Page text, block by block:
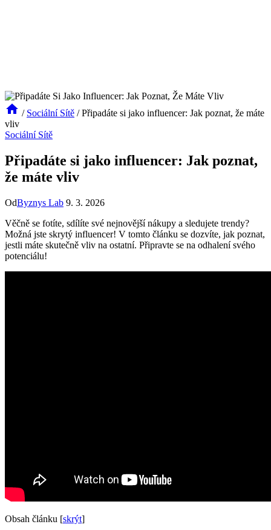
/ Sociální Sítě / Připadáte si jako influencer: Jak poznat, že máte
vliv
Sociální Sítě
Připadáte si jako influencer: Jak poznat,
že máte vliv
OdByznys Lab 9. 3. 2026
Věčně se fotíte, sdílíte své nejnovější nákupy a sledujete trendy?
Možná jste skrytý influencer! V tomto článku se dozvíte, jak poznat,
jestli máte skutečně vliv na ostatní. Připravte se na odhalení svého
potenciálu!
Obsah článku [skrýt]